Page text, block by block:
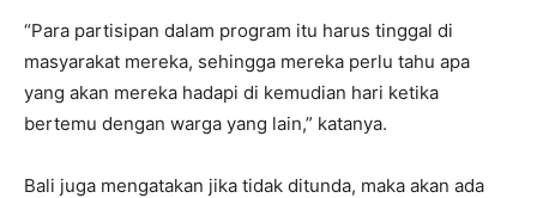
“Para partisipan dalam program itu harus tinggal di
masyarakat mereka, sehingga mereka perlu tahu apa
yang akan mereka hadapi di kemudian hari ketika
bertemu dengan warga yang lain,” katanya.
Bali juga mengatakan jika tidak ditunda, maka akan ada